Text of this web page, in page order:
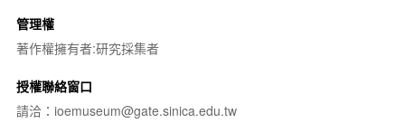
管理權
著作權擁有者:研究採集者
授權聯絡窗口
請洽：ioemuseum@gate.sinica.edu.tw